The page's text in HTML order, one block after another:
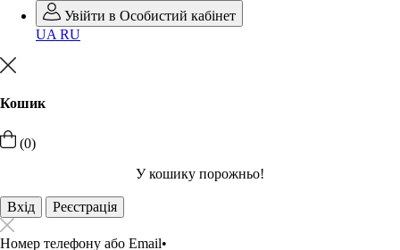
Увійти в Особистий кабінет
UA RU
Кошик
(0)
У кошику порожньо!
Вхід Реєстрація
Номер телефону або Email•